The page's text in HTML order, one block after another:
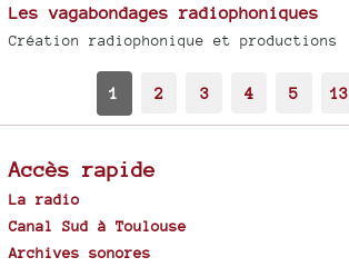
Les vagabondages radiophoniques
Création radiophonique et productions
1 2 3 4 5 13
Accès rapide
La radio
Canal Sud à Toulouse
Archives sonores